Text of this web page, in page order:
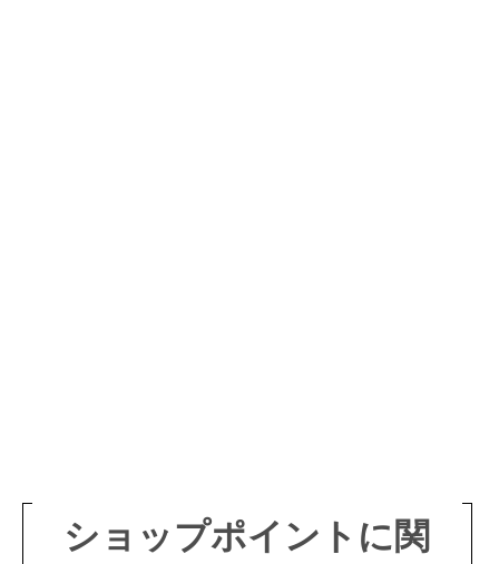
ショップポイントに関